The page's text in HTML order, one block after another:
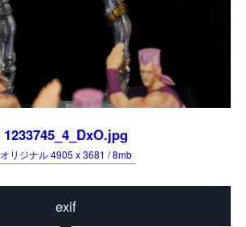
1233745_4_DxO.jpg
オリジナル 4905 x 3681 / 8mb
exif